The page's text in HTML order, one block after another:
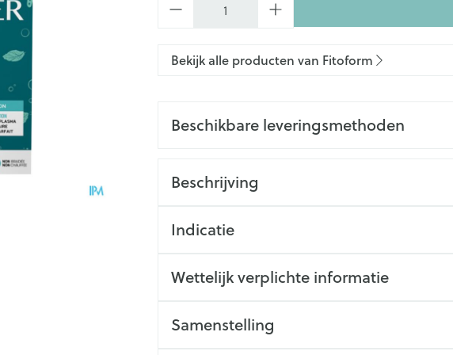
Bekijk alle producten van Fitoform
Beschikbare leveringsmethoden
Beschrijving
Indicatie
Wettelijk verplichte informatie
Samenstelling